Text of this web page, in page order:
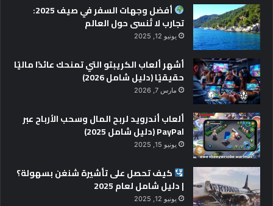
أفضل وجهات السفر في صيف 2025:
تجارب لا تُنسى حول العالم
يونيو 12, 2025
أشهر ألعاب الكريبتو التي تمنحك عائدًا ماليًا
حقيقيًا (دليل شامل 2026)
مارس 7, 2026
ألعاب أندرويد لربح المال وسحب الأرباح عبر
PayPal (دليل شامل 2025)
يونيو 15, 2025
كيف تحصل على تأشيرة شنغن بسهولة؟
| دليل شامل لعام 2025
يونيو 12, 2025